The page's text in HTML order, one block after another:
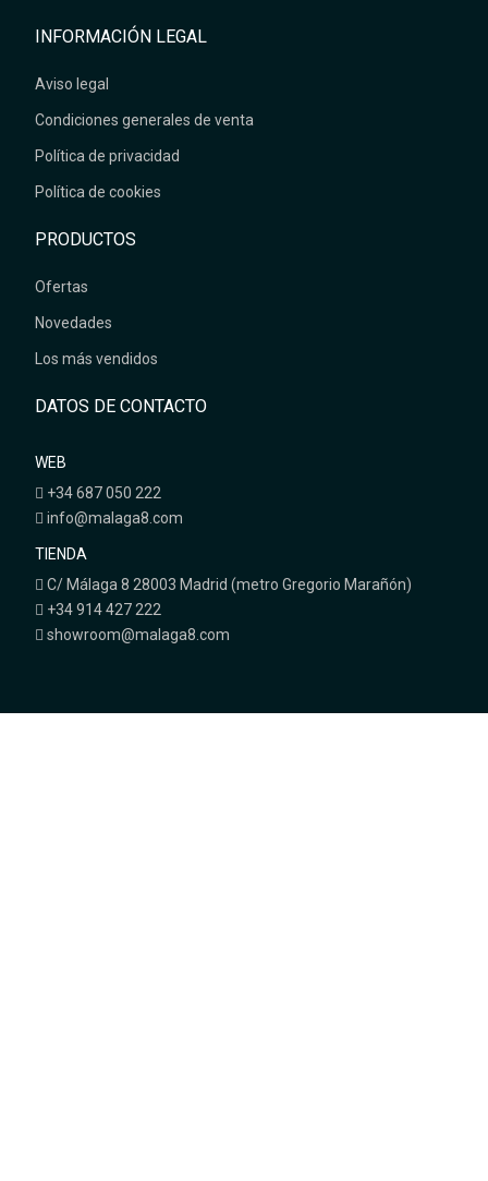
INFORMACIÓN LEGAL
Aviso legal
Condiciones generales de venta
Política de privacidad
Política de cookies
PRODUCTOS
Ofertas
Novedades
Los más vendidos
DATOS DE CONTACTO
WEB
+34 687 050 222
info@malaga8.com
TIENDA
C/ Málaga 8 28003 Madrid (metro Gregorio Marañón)
+34 914 427 222
showroom@malaga8.com